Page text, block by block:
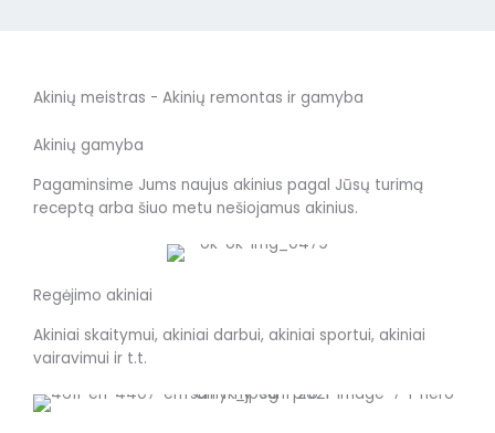
Akinių meistras - Akinių remontas ir gamyba
Akinių gamyba
Pagaminsime Jums naujus akinius pagal Jūsų turimą
receptą arba šiuo metu nešiojamus akinius.
Regėjimo akiniai
Akiniai skaitymui, akiniai darbui, akiniai sportui, akiniai
vairavimui ir t.t.